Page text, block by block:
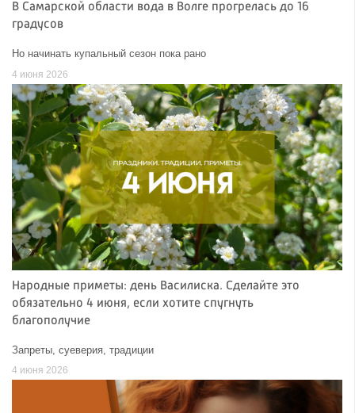
В Самарской области вода в Волге прогрелась до 16
градусов
Но начинать купальный сезон пока рано
4 июня 2026
Народные приметы: день Василиска. Сделайте это
обязательно 4 июня, если хотите спугнуть
благополучие
Запреты, суеверия, традиции
4 июня 2026